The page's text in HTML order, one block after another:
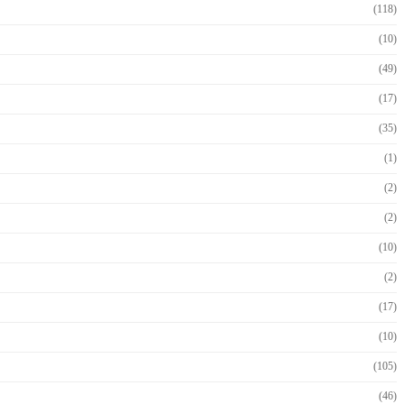
(118)
(10)
(49)
(17)
(35)
(1)
(2)
(2)
(10)
(2)
(17)
(10)
(105)
(46)